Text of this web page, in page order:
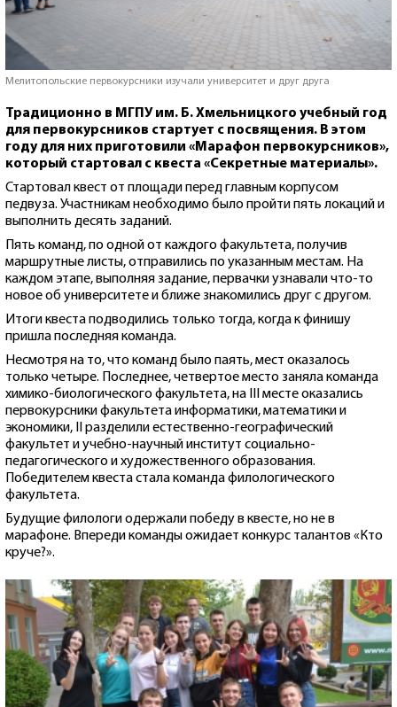
Мелитопольские первокурсники изучали университет и друг друга
Традиционно в МГПУ им. Б. Хмельницкого учебный год
для первокурсников стартует с посвящения. В этом
году для них приготовили «Марафон первокурсников»,
который стартовал с квеста «Секретные материалы».
Стартовал квест от площади перед главным корпусом
педвуза. Участникам необходимо было пройти пять локаций и
выполнить десять заданий.
Пять команд, по одной от каждого факультета, получив
маршрутные листы, отправились по указанным местам. На
каждом этапе, выполняя задание, первачки узнавали что-то
новое об университете и ближе знакомились друг с другом.
Итоги квеста подводились только тогда, когда к финишу
пришла последняя команда.
Несмотря на то, что команд было паять, мест оказалось
только четыре. Последнее, четвертое место заняла команда
химико-биологического факультета, на III месте оказались
первокурсники факультета информатики, математики и
экономики, II разделили естественно-географический
факультет и учебно-научный институт социально-
педагогического и художественного образования.
Победителем квеста стала команда филологического
факультета.
Будущие филологи одержали победу в квесте, но не в
марафоне. Впереди команды ожидает конкурс талантов «Кто
круче?».